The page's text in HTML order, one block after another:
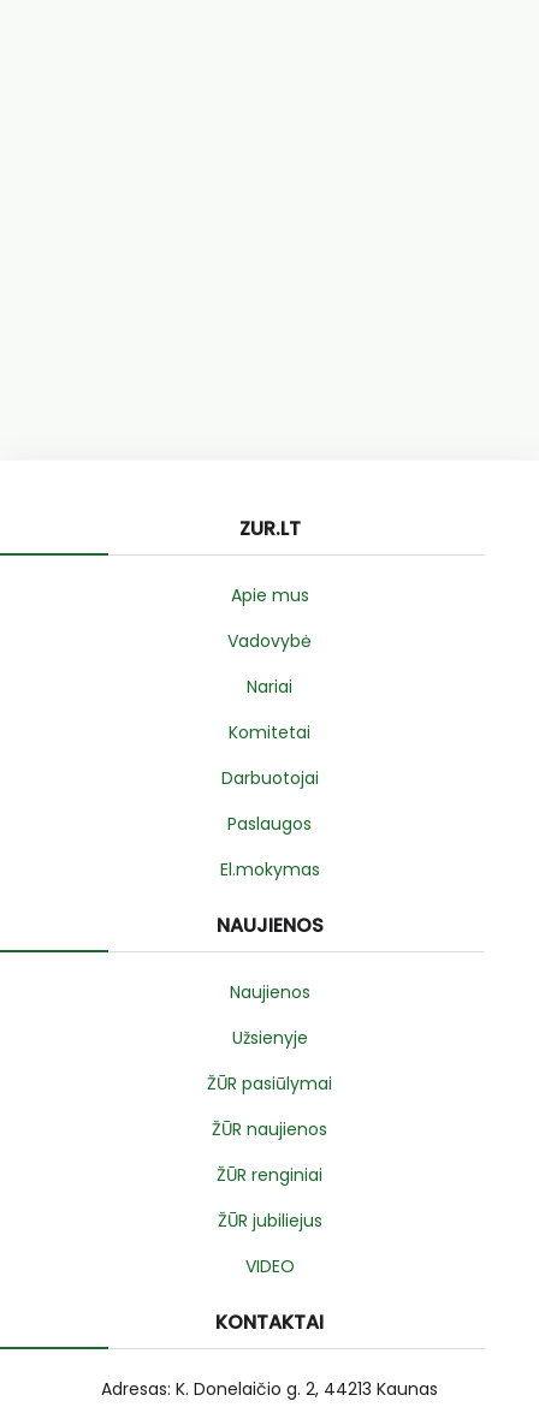
ZUR.LT
Apie mus
Vadovybė
Nariai
Komitetai
Darbuotojai
Paslaugos
El.mokymas
NAUJIENOS
Naujienos
Užsienyje
ŽŪR pasiūlymai
ŽŪR naujienos
ŽŪR renginiai
ŽŪR jubiliejus
VIDEO
KONTAKTAI
Adresas: K. Donelaičio g. 2, 44213 Kaunas